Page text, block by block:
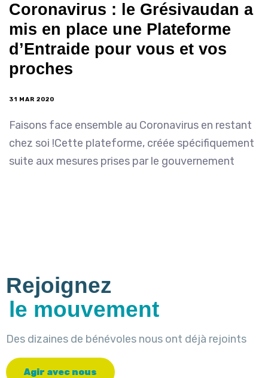
Coronavirus : le Grésivaudan a
mis en place une Plateforme
d’Entraide pour vous et vos
proches
31 MAR 2020
Faisons face ensemble au Coronavirus en restant
chez soi !Cette plateforme, créée spécifiquement
suite aux mesures prises par le gouvernement
Rejoignez
le mouvement
Des dizaines de bénévoles nous ont déjà rejoints
Agir avec nous